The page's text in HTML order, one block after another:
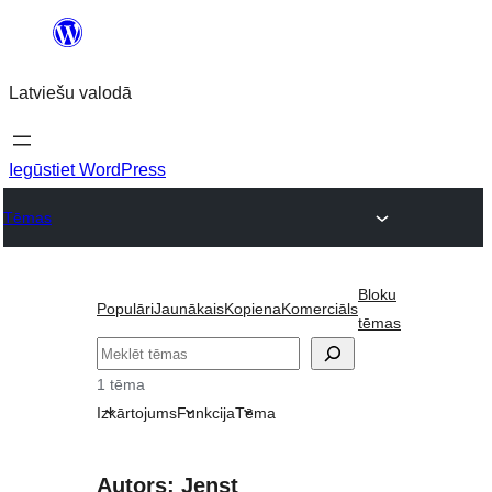
Pāriet
saturu
Latviešu valodā
Iegūstiet WordPress
Tēmas
PopulāriJaunākaisKopienaKomerciāls
Bloku
tēmas
Meklēt
1 tēma
IzkārtojumsFunkcijaTēma
Autors: Jenst